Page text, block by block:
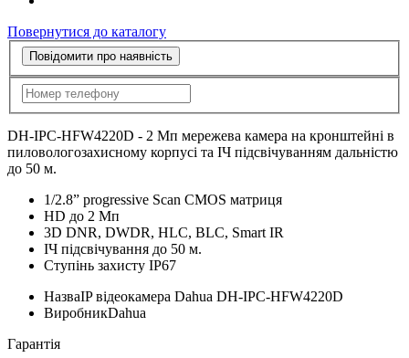
Повернутися до каталогу
Повідомити про наявність
DH-IPC-HFW4220D - 2 Мп мережева камера на кронштейні в
пиловологозахисному корпусі та ІЧ підсвічуванням дальністю
до 50 м.
1/2.8” progressive Scan CMOS матриця
HD до 2 Мп
3D DNR, DWDR, HLC, BLC, Smart IR
ІЧ підсвічування до 50 м.
Ступінь захисту IP67
НазваIP відеокамера Dahua DH-IPC-HFW4220D
ВиробникDahua
Гарантія